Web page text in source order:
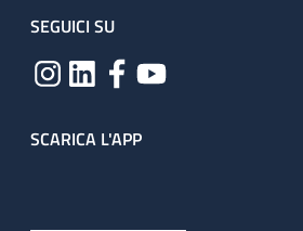
SEGUICI SU
SCARICA L'APP